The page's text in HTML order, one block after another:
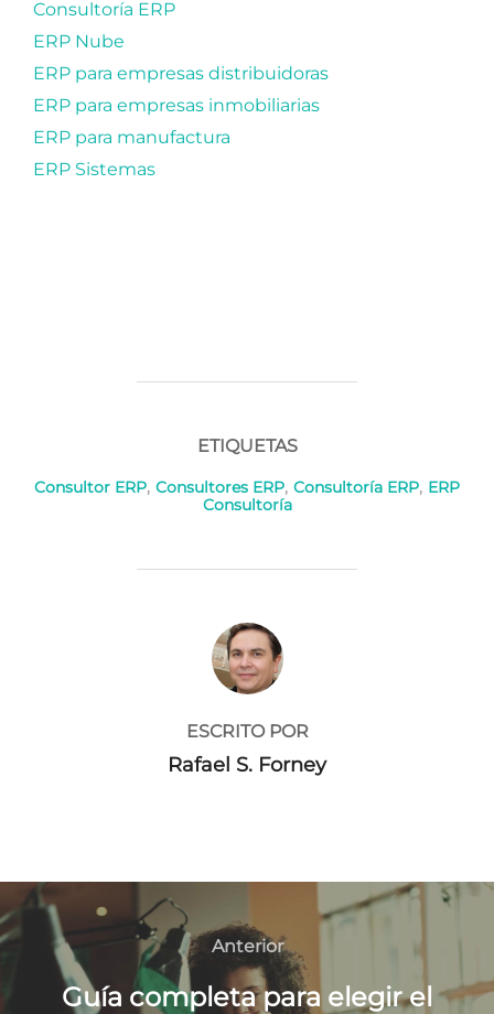
Consultoría ERP
ERP Nube
ERP para empresas distribuidoras
ERP para empresas inmobiliarias
ERP para manufactura
ERP Sistemas
ETIQUETAS
Consultor ERP, Consultores ERP, Consultoría ERP, ERP
Consultoría
AUTOR DE LA PUBLICACIÓN
ESCRITO POR
Rafael S. Forney
Navegación
de
entradas
Anterior
Anterior
Guía completa para elegir el